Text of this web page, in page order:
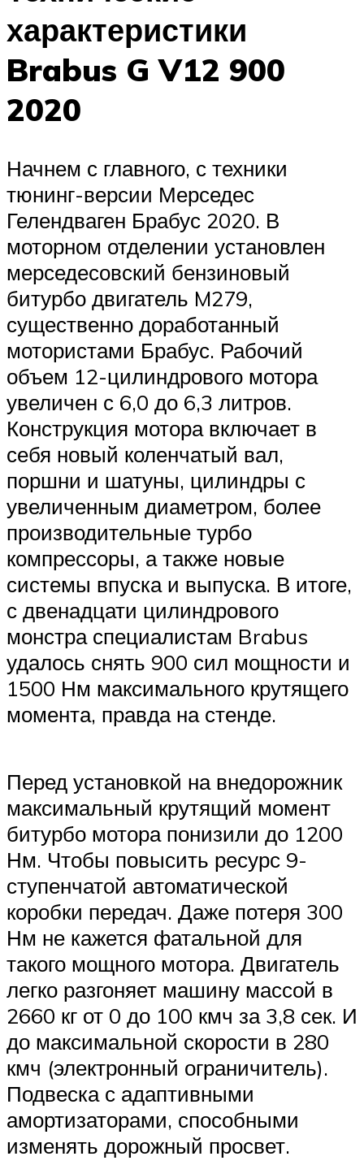
характеристики
Brabus G V12 900
2020
Начнем с главного, с техники
тюнинг-версии Мерседес
Гелендваген Брабус 2020. В
моторном отделении установлен
мерседесовский бензиновый
битурбо двигатель M279,
существенно доработанный
мотористами Брабус. Рабочий
объем 12-цилиндрового мотора
увеличен с 6,0 до 6,3 литров.
Конструкция мотора включает в
себя новый коленчатый вал,
поршни и шатуны, цилиндры с
увеличенным диаметром, более
производительные турбо
компрессоры, а также новые
системы впуска и выпуска. В итоге,
с двенадцати цилиндрового
монстра специалистам Brabus
удалось снять 900 сил мощности и
1500 Нм максимального крутящего
момента, правда на стенде.
Перед установкой на внедорожник
максимальный крутящий момент
битурбо мотора понизили до 1200
Нм. Чтобы повысить ресурс 9-
ступенчатой автоматической
коробки передач. Даже потеря 300
Нм не кажется фатальной для
такого мощного мотора. Двигатель
легко разгоняет машину массой в
2660 кг от 0 до 100 кмч за 3,8 сек. И
до максимальной скорости в 280
кмч (электронный ограничитель).
Подвеска с адаптивными
амортизаторами, способными
изменять дорожный просвет.